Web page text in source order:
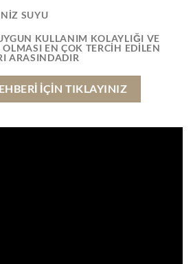
SUYU
KULLANIM KOLAYLIĞI VE
EN ÇOK TERCİH EDİLEN
ARASINDADIR
IÇIN TIKLAYINIZ